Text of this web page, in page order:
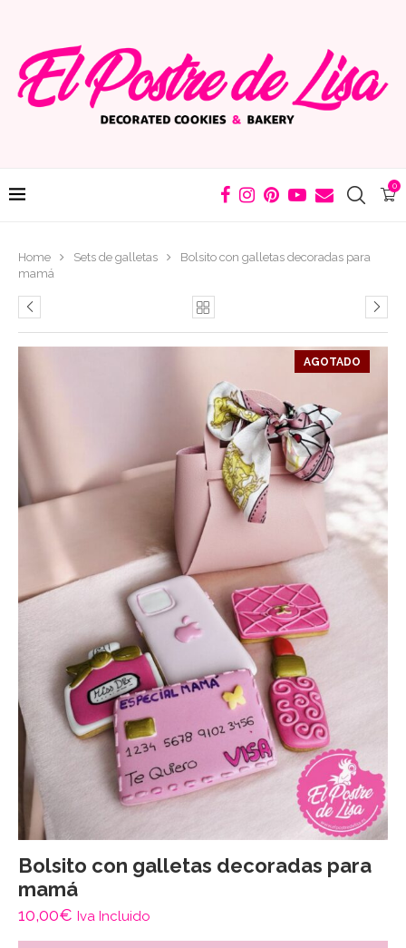
0
Home Sets de galletas
Bolsito con galletas decoradas para
mamá
AGOTADO
Bolsito con galletas decoradas para
mamá
10,00€ Iva Incluido